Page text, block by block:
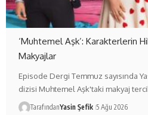
‘Muhtemel Aşk’: Karakterlerin
Makyajlar
Episode Dergi Temmuz sayısında
dizisi Muhtemel Aşk'taki makyaj
TarafındanYasin Şefik 5 Ağu 2026